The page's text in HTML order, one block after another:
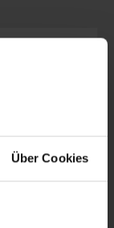
Über Cookies